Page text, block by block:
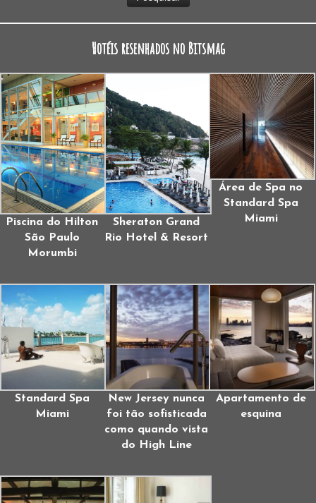
Hotéis resenhados no Bitsmag
Piscina do Hilton
São Paulo
Morumbi
Sheraton Grand
Rio Hotel & Resort
Área de Spa no
Standard Spa
Miami
Standard Spa
Miami
New Jersey nunca
foi tão sofisticada
como quando vista
do High Line
Apartamento de
esquina